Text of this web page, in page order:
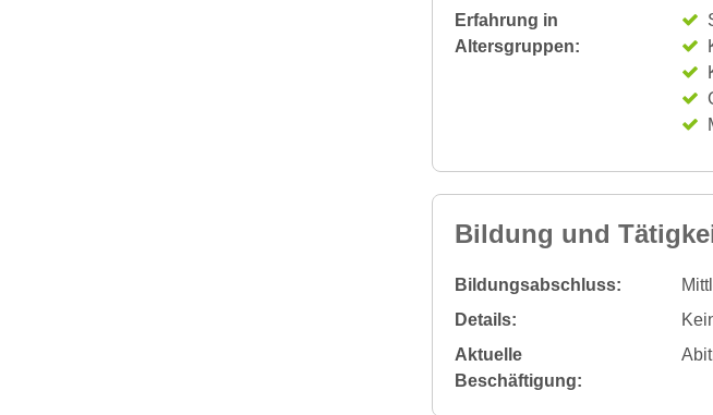
Erfahrung in
Altersgruppen:
Bildung und
Bildungsabschluss:
Details:
Aktuelle
Beschäftigung: